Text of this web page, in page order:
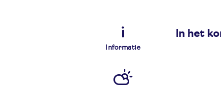
Informatie
In het